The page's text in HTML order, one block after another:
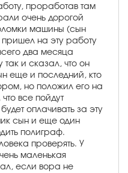
проработав там
очень дорогой
машины (сын
пришел на эту работу
два месяца
так и сказал, что он
еще и последний, кто
но положил его на
все пойдут
оплачивать за эту
сын и еще один
полиграф.
проверять. У
маленькая
если вора не